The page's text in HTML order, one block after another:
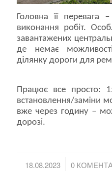
Головна її перевага
виконання робіт.
завантажених
де немає
ділянку дороги для
Працює все просто:
встановлення/заміни
вже через годину –
дорозі.
18.08.2023
/ 0 /